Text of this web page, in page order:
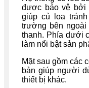
được bảo vệ bởi
giúp củ loa
trường bên
thanh. Phía dưới
làm nổi bật sản
Mặt sau gồm các
bản giúp người
thiết bị khác.